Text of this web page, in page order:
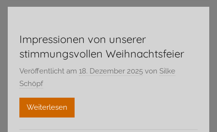
Impressionen von unserer
stimmungsvollen Weihnachtsfeier
Veröffentlicht am 18. Dezember 2025 von Silke
Schöpf
Weiterlesen